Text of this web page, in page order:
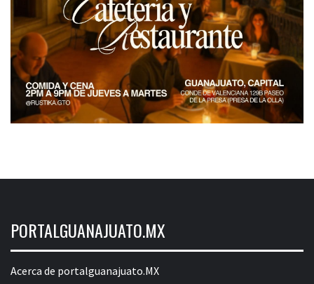
PORTALGUANAJUATO.MX
Acerca de portalguanajuato.MX